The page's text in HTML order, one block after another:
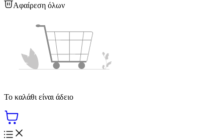
Αφαίρεση όλων
Το καλάθι είναι άδειο